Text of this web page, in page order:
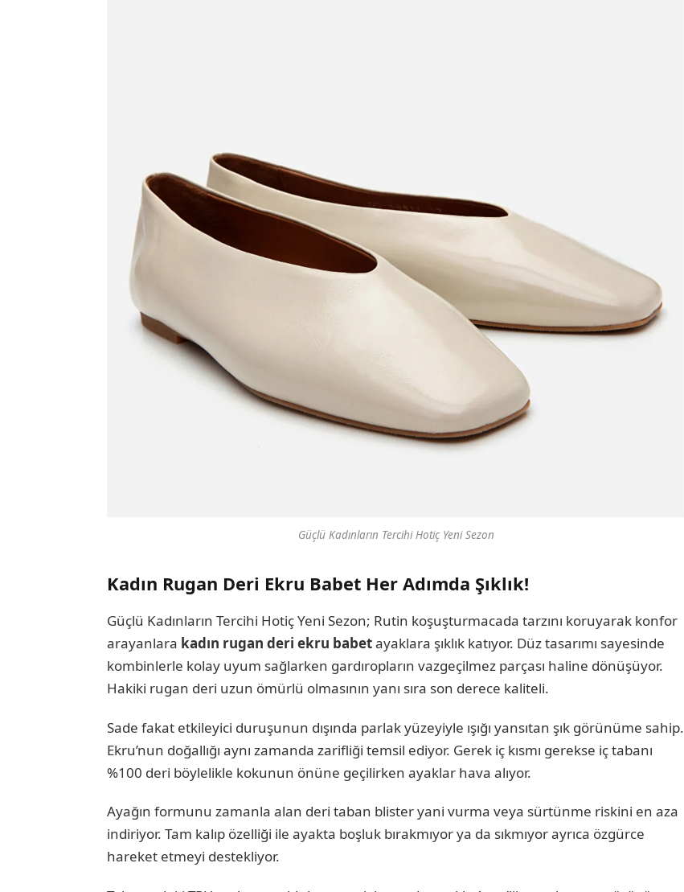
Güçlü Kadınların Tercihi Hotiç Yeni Sezon
Kadın Rugan Deri Ekru Babet Her Adımda Şıklık!
Güçlü Kadınların Tercihi Hotiç Yeni Sezon; Rutin koşuşturmacada tarzını koruyarak konfor
arayanlara kadın rugan deri ekru babetayaklara şıklık katıyor. Düz tasarımı sayesinde
kombinlerle kolay uyum sağlarken gardıropların vazgeçilmez parçası haline dönüşüyor.
Hakiki rugan deri uzun ömürlü olmasının yanı sıra son derece kaliteli.
Sade fakat etkileyici duruşunun dışında parlak yüzeyiyle ışığı yansıtan şık görünüme sahip.
Ekru’nun doğallığı aynı zamanda zarifliği temsil ediyor. Gerek iç kısmı gerekse iç tabanı
%100 deri böylelikle kokunun önüne geçilirken ayaklar hava alıyor.
Ayağın formunu zamanla alan deri taban blister yani vurma veya sürtünme riskini en aza
indiriyor. Tam kalıp özelliği ile ayakta boşluk bırakmıyor ya da sıkmıyor ayrıca özgürce
hareket etmeyi destekliyor.